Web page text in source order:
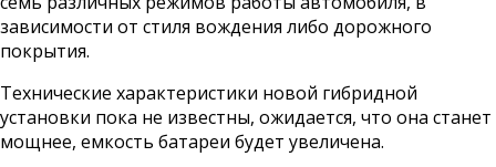
зависимости от стиля вождения либо дорожного
покрытия.
Технические характеристики новой гибридной
установки пока не известны, ожидается, что она станет
мощнее, емкость батареи будет увеличена.